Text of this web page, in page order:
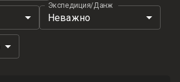
Экспедиция/Данж
Неважно